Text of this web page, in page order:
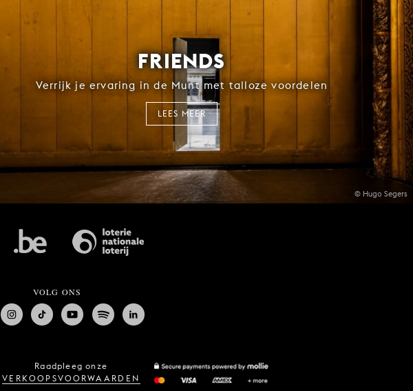
© Hugo Segers
FRIENDS
Verrijk je ervaring in de Munt met talloze voordelen
LEES MEER
VOLG ONS
Raadpleeg onze
VERKOOPSVOORWAARDEN